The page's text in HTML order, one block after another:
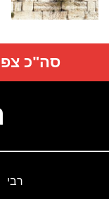
סה"כ
רבי